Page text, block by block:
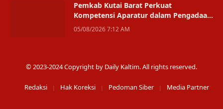
Pemkab Kutai Barat Perkuat
Kompetensi Aparatur dalam Pengadaan
Digital
05/08/2026 7:12 AM
© 2023-2024 Copyright by Daily Kaltim. All rights reserved.
Redaksi Hak Koreksi Pedoman Siber Media Partner